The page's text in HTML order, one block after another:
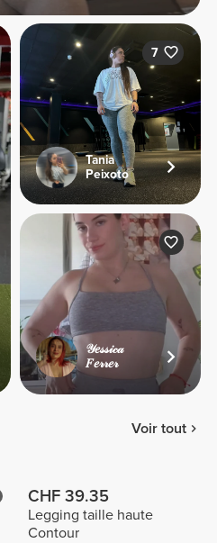
7
Tania
Peixoto
𝒴𝑒𝓈𝓈𝒾𝒸𝒶
𝐹𝑒𝓇𝓇𝑒𝓇
Voir tout
CHF 39.35
Legging taille haute
Contour